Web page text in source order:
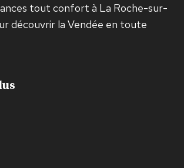
tout confort à La Roche-sur-
découvrir la Vendée en toute